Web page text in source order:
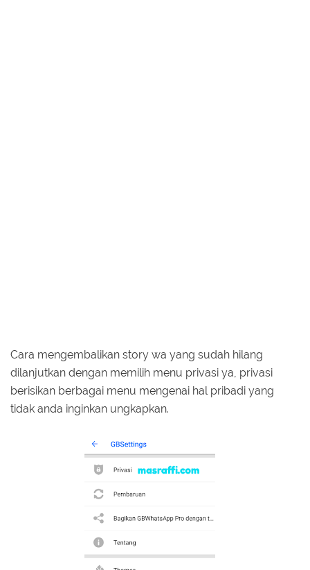
Cara mengembalikan story wa yang sudah hilang
dilanjutkan dengan memilih menu privasi ya, privasi
berisikan berbagai menu mengenai hal pribadi yang
tidak anda inginkan ungkapkan.